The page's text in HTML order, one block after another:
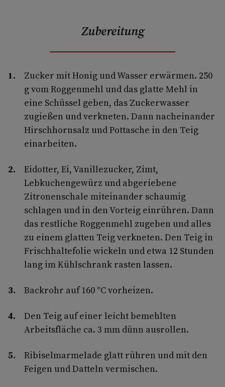
Zubereitung
Zucker mit Honig und Wasser erwärmen. 250
g vom Roggenmehl und das glatte Mehl in
eine Schüssel geben, das Zuckerwasser
zugießen und verkneten. Dann nacheinander
Hirschhornsalz und Pottasche in den Teig
einarbeiten.
Eidotter, Ei, Vanillezucker, Zimt,
Lebkuchengewürz und abgeriebene
Zitronenschale miteinander schaumig
schlagen und in den Vorteig einrühren. Dann
das restliche Roggenmehl zugeben und alles
zu einem glatten Teig verkneten. Den Teig in
Frischhaltefolie wickeln und etwa 12 Stunden
lang im Kühlschrank rasten lassen.
Backrohr auf 160 °C vorheizen.
Den Teig auf einer leicht bemehlten
Arbeitsfläche ca. 3 mm dünn ausrollen.
Ribiselmarmelade glatt rühren und mit den
Feigen und Datteln vermischen.